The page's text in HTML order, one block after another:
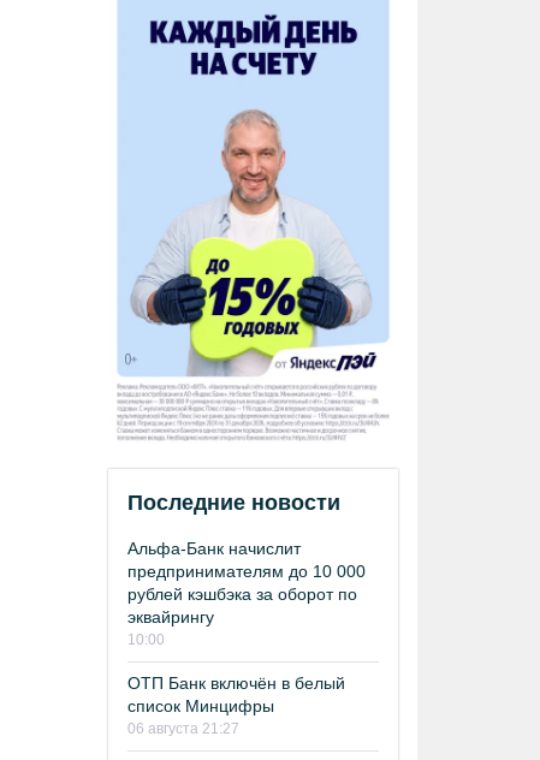
Последние новости
Альфа-Банк начислит
предпринимателям до 10 000
рублей кэшбэка за оборот по
эквайрингу
10:00
ОТП Банк включён в белый
список Минцифры
06 августа 21:27